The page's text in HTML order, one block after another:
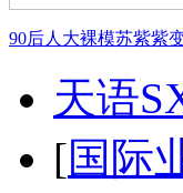
90后人大裸模苏紫紫
天语
[国际